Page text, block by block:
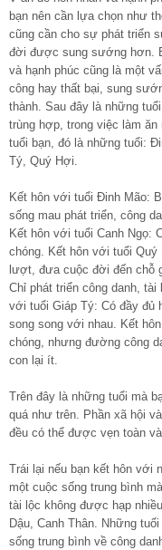
bạn nên cần lựa chọn như
cũng cần cho sự phát triển
đời được sung sướng hơn.
và hạnh phúc cũng là một
công hay thất bại, sung
thành. Sau đây là những
trùng hợp, trong việc làm
tuổi bạn, đó là những tuổi:
Tý, Quý Hợi.
Kết hôn với tuổi Đinh Mão:
sống mau phát triển, công
Kết hôn với tuổi Canh Ngọ:
chóng. Kết hôn với tuổi Quý
lượt, đưa cuộc đời đến chỗ
Chỉ phát triển công danh,
với tuổi Giáp Tý: Có đầy đủ
song song với nhau. Kết
chóng, nhưng đường công
con lại ít.
Trên đây là những tuổi mà
quá như trên. Phần xã hội
đều có thể được vẹn toàn
Trái lại nếu bạn kết hôn với
một cuộc sống trung bình
tài lộc không được hạp
Dậu, Canh Thân. Những
sống trung bình về công